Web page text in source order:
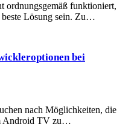
ordnungsgemäß funktioniert,
Lösung sein. Zu…
bei
nach Möglichkeiten, die
Android TV zu…